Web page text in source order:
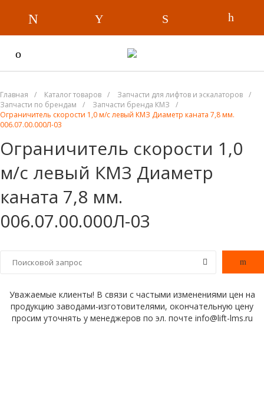
Главная / Каталог товаров / Запчасти для лифтов и эскалаторов /
Запчасти по брендам
/ Запчасти бренда КМЗ
/
Ограничитель скорости 1,0 м/с левый КМЗ Диаметр каната 7,8 мм.
006.07.00.000Л-03
Ограничитель скорости 1,0
м/с левый КМЗ Диаметр
каната 7,8 мм.
006.07.00.000Л-03
Уважаемые клиенты! В связи с частыми изменениями цен на
продукцию заводами-изготовителями, окончательную цену
просим уточнять у менеджеров по эл. почте info@lift-lms.ru